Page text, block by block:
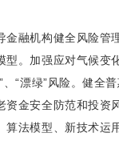
金融机构健全风险管
。加强应对气候变
“漂绿”风险。健全
金安全防范和投资
法模型、新技术运